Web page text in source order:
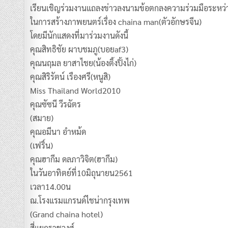
เรียนเชิญร่วมงานแถลงข่าวลงนามข้อตกลงความร่วมมือระห
ในการสร้างภาพยนตร์เรื่อง chaina man(ตัวอักษรจีน)
โดยมีนักแสดงที่มาร่วมงานดังนี้
คุณสิทธิชัย ผาบชมภู(บอยaf3)
คุณนฤมล ยาสาไชย(น้องติ้งปิ้งไก่)
คุณสิริรัตน์ เรืองศรี(หนูสิ)
Miss Thailand World2010
คุณซัซนี วีรฉัตร
(สมาย)
คุณอมีนา อำหม้ด
(เฟริ์น)
คุณฮากีม ดลภาวิจิต(ฮากีม)
ในวันอาทิตย์ที่10มิถุนายน2561
เวลา14.00น
ณ.โรงแรมแกรนด์ไชน่ากรุงเทพ
(Grand chaina hotel)